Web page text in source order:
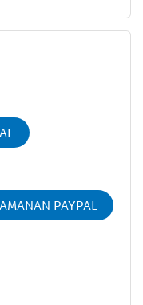
PAYPAL